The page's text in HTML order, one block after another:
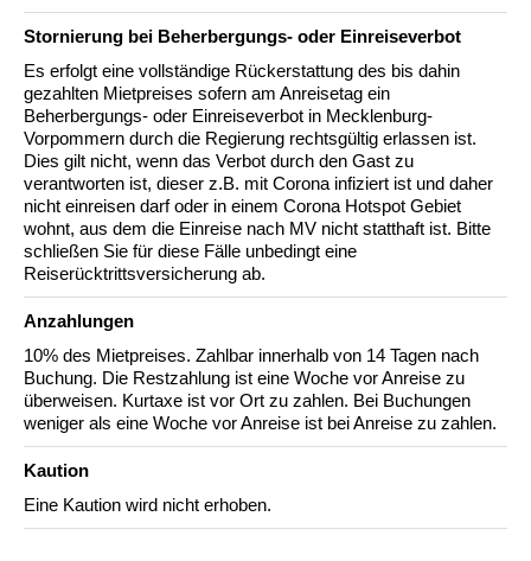
Stornierung bei Beherbergungs- oder Einreiseverbot
Es erfolgt eine vollständige Rückerstattung des bis dahin
gezahlten Mietpreises sofern am Anreisetag ein
Beherbergungs- oder Einreiseverbot in Mecklenburg-
Vorpommern durch die Regierung rechtsgültig erlassen ist.
Dies gilt nicht, wenn das Verbot durch den Gast zu
verantworten ist, dieser z.B. mit Corona infiziert ist und daher
nicht einreisen darf oder in einem Corona Hotspot Gebiet
wohnt, aus dem die Einreise nach MV nicht statthaft ist. Bitte
schließen Sie für diese Fälle unbedingt eine
Reiserücktrittsversicherung ab.
Anzahlungen
10% des Mietpreises. Zahlbar innerhalb von 14 Tagen nach
Buchung. Die Restzahlung ist eine Woche vor Anreise zu
überweisen. Kurtaxe ist vor Ort zu zahlen. Bei Buchungen
weniger als eine Woche vor Anreise ist bei Anreise zu zahlen.
Kaution
Eine Kaution wird nicht erhoben.